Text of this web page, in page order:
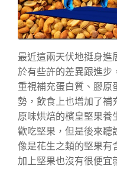
最近這兩天伏地挺身進
於有些許的差異跟進步
重視補充蛋白質、膠原
勢，飲食上也增加了補
原味烘焙的檳皇堅果養
歡吃堅果，但是後來聽
像是花生之類的堅果有
加上堅果也沒有很便宜